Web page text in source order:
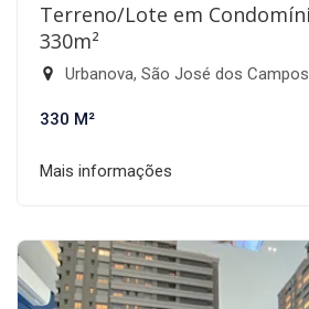
Terreno/Lote em
330m²
Urbanova, São José dos
330 M²
Mais informações